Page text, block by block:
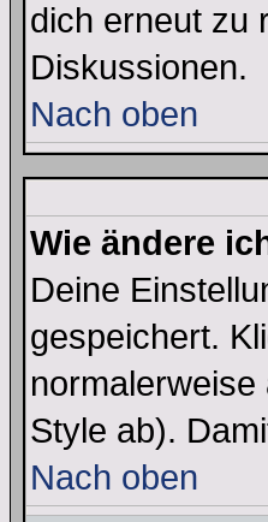
dich erneut zu
Diskussionen.
Nach oben
Wie ändere
Deine
gespeichert.
Style ab).
Nach oben